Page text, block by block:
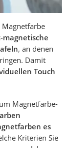
, an denen
Damit
Touch
Magnetfarbe-
es
Kriterien Sie